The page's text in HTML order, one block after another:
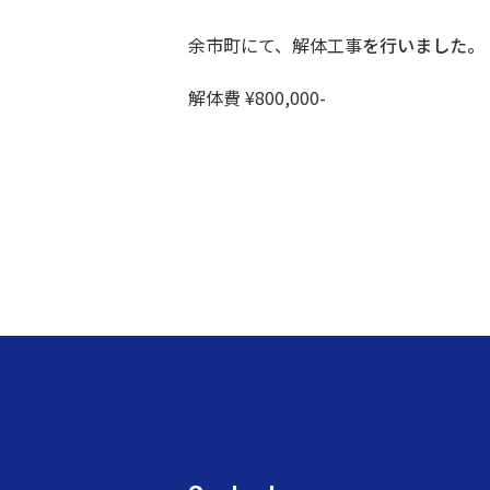
余市町にて、解体工事を行いました。
解体費 ¥800,000-